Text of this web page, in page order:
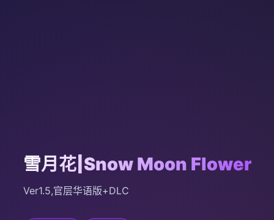
雪月花|Snow Moon Flower
Ver1.5,官层华语版+DLC